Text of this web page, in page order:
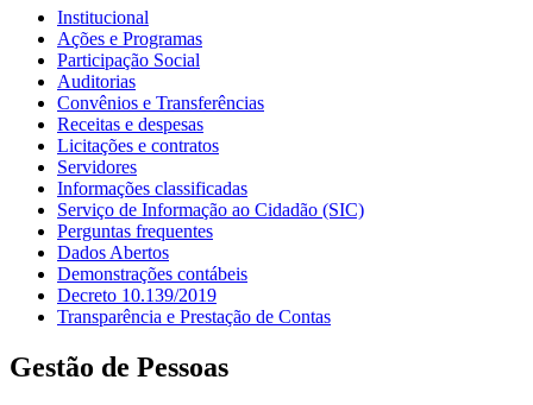
Institucional
Ações e Programas
Participação Social
Auditorias
Convênios e Transferências
Receitas e despesas
Licitações e contratos
Servidores
Informações classificadas
Serviço de Informação ao Cidadão (SIC)
Perguntas frequentes
Dados Abertos
Demonstrações contábeis
Decreto 10.139/2019
Transparência e Prestação de Contas
Gestão de Pessoas